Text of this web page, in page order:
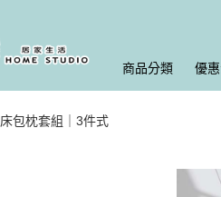
商品分類 優
床包枕套組｜3件式